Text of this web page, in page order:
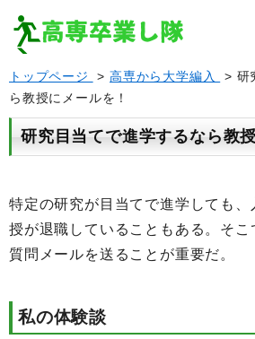
トップページ >高専から大学編入
> 研
ら教授にメールを！
研究目当てで進学するなら教
特定の研究が目当てで進学しても、
授が退職していることもある。そ
質問メールを送ることが重要だ。
私の体験談